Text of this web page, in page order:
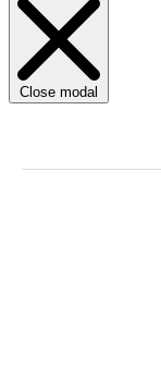
Close modal